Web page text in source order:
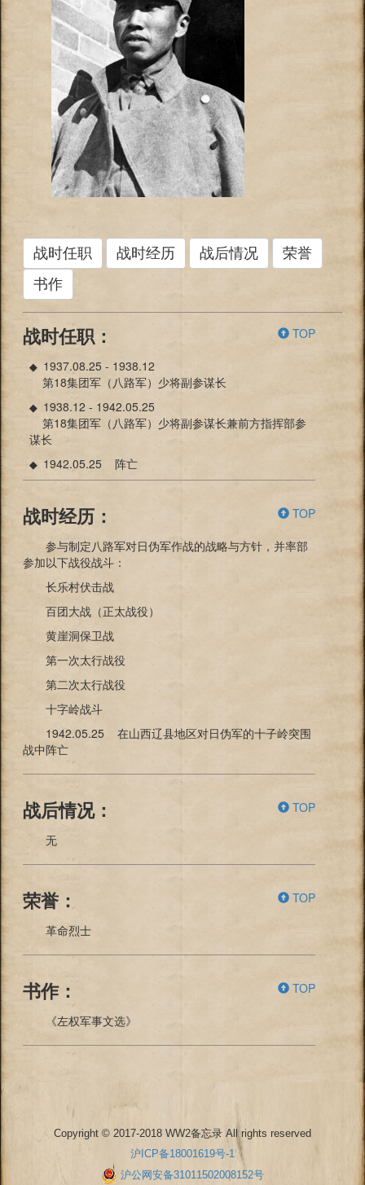
战时任职 战时经历 战后情况
荣誉
书作
战时任职： TOP
◆1937.08.25 - 1938.12
第18集团军（八路军）少将副参谋长
◆1938.12 - 1942.05.25
第18集团军（八路军）少将副参谋长兼前方指挥部参
谋长
◆1942.05.25 阵亡
战时经历：
TOP
参与制定八路军对日伪军作战的战略与方针，并率部
参加以下战役战斗：
长乐村伏击战
百团大战（正太战役）
黄崖洞保卫战
第一次太行战役
第二次太行战役
十字岭战斗
1942.05.25 在山西辽县地区对日伪军的十子岭突围
战中阵亡
战后情况：
TOP
无
荣誉：
TOP
革命烈士
书作：
TOP
《左权军事文选》
Copyright © 2017-2018 WW2备忘录 All rights reserved
沪ICP备18001619号-1
沪公网安备31011502008152号